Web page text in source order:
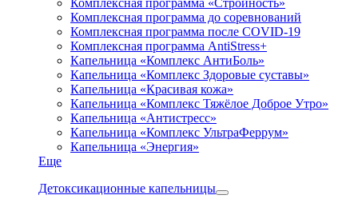
Комплексная программа до соревнований
Комплексная программа после COVID-19
Комплексная программа AntiStress+
Капельница «Комплекс АнтиБоль»
Капельница «Комплекс Здоровые суставы»
Капельница «Красивая кожа»
Капельница «Комплекс Тяжёлое Доброе Утро»
Капельница «Антистресс»
Капельница «Комплекс УльтраФеррум»
Капельница «Энергия»
Еще
Детоксикационные капельницы